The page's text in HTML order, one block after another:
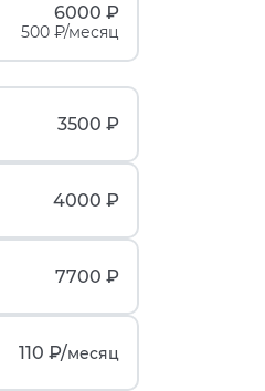
6000 ₽
500 ₽/месяц
3500 ₽
4000 ₽
7700 ₽
110 ₽/месяц